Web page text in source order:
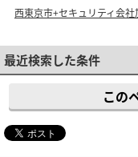
西東京市+セキュリティ会社
最近検索した条件
この